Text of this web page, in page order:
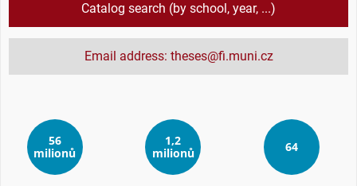
Catalog search (by school, year, ...)
Email address: theses@fi.muni.cz
56
milionů
1,2
milionů
64